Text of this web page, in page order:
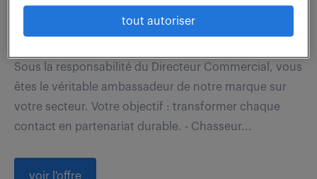
Sous la responsabilité du Directeur Commercial, vous
êtes le véritable ambassadeur de notre marque sur
votre secteur. Votre objectif : transformer chaque
contact en partenariat durable. - Chasseur...
voir l'offre
tout autoriser